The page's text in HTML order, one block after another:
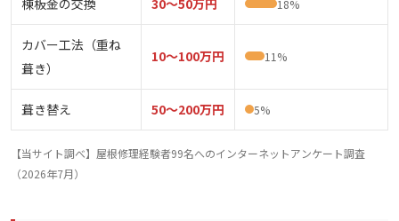
18%
カバー工法（重ね
葺き）
10〜100万円 11%
葺き替え 50〜200万円 5%
【当サイト調べ】屋根修理経験者99名へのインターネットアンケート調査
（2026年7月）